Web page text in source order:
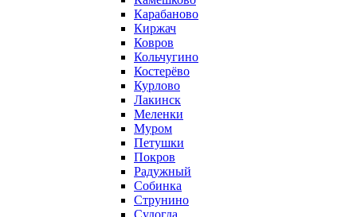
Карабаново
Киржач
Ковров
Кольчугино
Костерёво
Курлово
Лакинск
Меленки
Муром
Петушки
Покров
Радужный
Собинка
Струнино
Судогда